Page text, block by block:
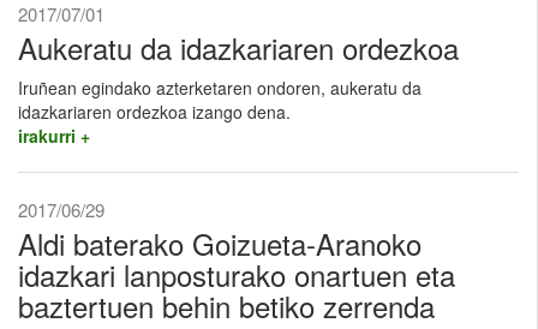
2017/07/01
Aukeratu da idazkariaren ordezkoa
Iruñean egindako azterketaren ondoren, aukeratu da
idazkariaren ordezkoa izango dena.
irakurri +
2017/06/29
Aldi baterako Goizueta-Aranoko
idazkari lanposturako onartuen eta
baztertuen behin betiko zerrenda